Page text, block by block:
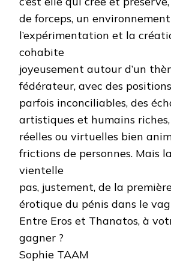
de forceps, un
l’expérimentation et la
cohabite
joyeusement autour d’un
fédérateur, avec des
parfois inconciliables, des
artistiques et humains riches,
réelles ou virtuelles bien
frictions de personnes. Mais
vientelle
pas, justement, de la
érotique du pénis dans le
Entre Eros et Thanatos, à
gagner ?
Sophie TAAM